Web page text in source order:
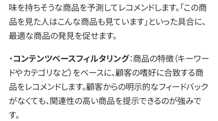
味を持ちそうな商品を予測してレコメンドします。「この商
品を見た人はこんな商品も見ています」といった具合に、
最適な商品の発見を促せます。
・コンテンツベースフィルタリング：商品の特徴（キーワー
ドやカテゴリなど）をベースに、顧客の嗜好に合致する商
品をレコメンドします。顧客からの明示的なフィードバック
がなくても、関連性の高い商品を提示できるのが強みで
す。